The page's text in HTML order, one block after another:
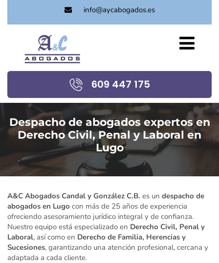
info@aycabogados.es
609 447 175
Despacho de abogados expertos en
Derecho Civil, Penal y Laboral en
Lugo
A&C Abogados Candal y González C.B. es un despacho de
abogados en Lugo con más de 25 años de experiencia
ofreciendo asesoramiento jurídico integral y de confianza.
Nuestro equipo está especializado en Derecho Civil, Penal y
Laboral, así como en Derecho de Familia, Herencias y
Sucesiones, garantizando una atención profesional, cercana y
adaptada a cada cliente.